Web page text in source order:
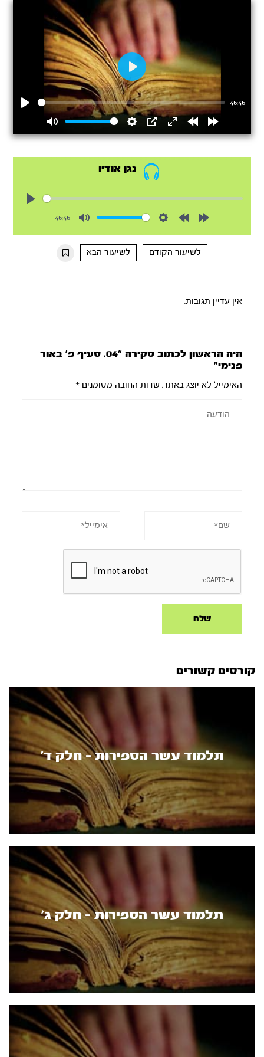
46:46
Mute Settings
PIP
EnterRewindForward
Play
נגן אודיו
46:46
10s
10s
לשיעור הקודם
לשיעור הבא
אין עדיין תגובות.
היה הראשון לכתוב סקירה “04. סעיף פ’ באור
פנימי”
האימייל לא יוצג באתר. שדות החובה מסומנים*
קורסים קשורים
תלמוד עשר הספירות - חלק ד’
תלמוד עשר הספירות - חלק ג'